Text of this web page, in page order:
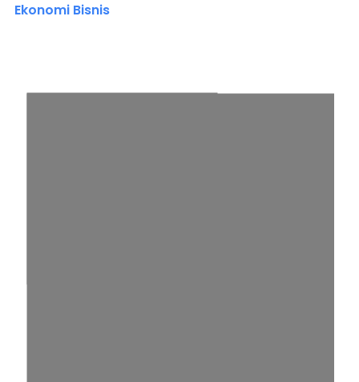
Ekonomi Bisnis